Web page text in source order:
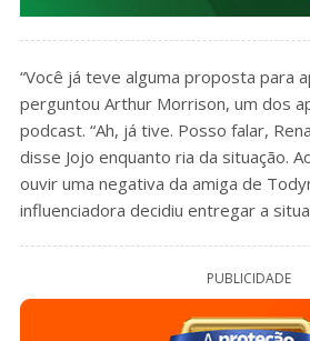
“Você já teve alguma proposta para
perguntou Arthur Morrison, um dos
podcast. “Ah, já tive. Posso falar,
disse Jojo enquanto ria da situação.
ouvir uma negativa da amiga de
influenciadora decidiu entregar a
PUBLICIDADE